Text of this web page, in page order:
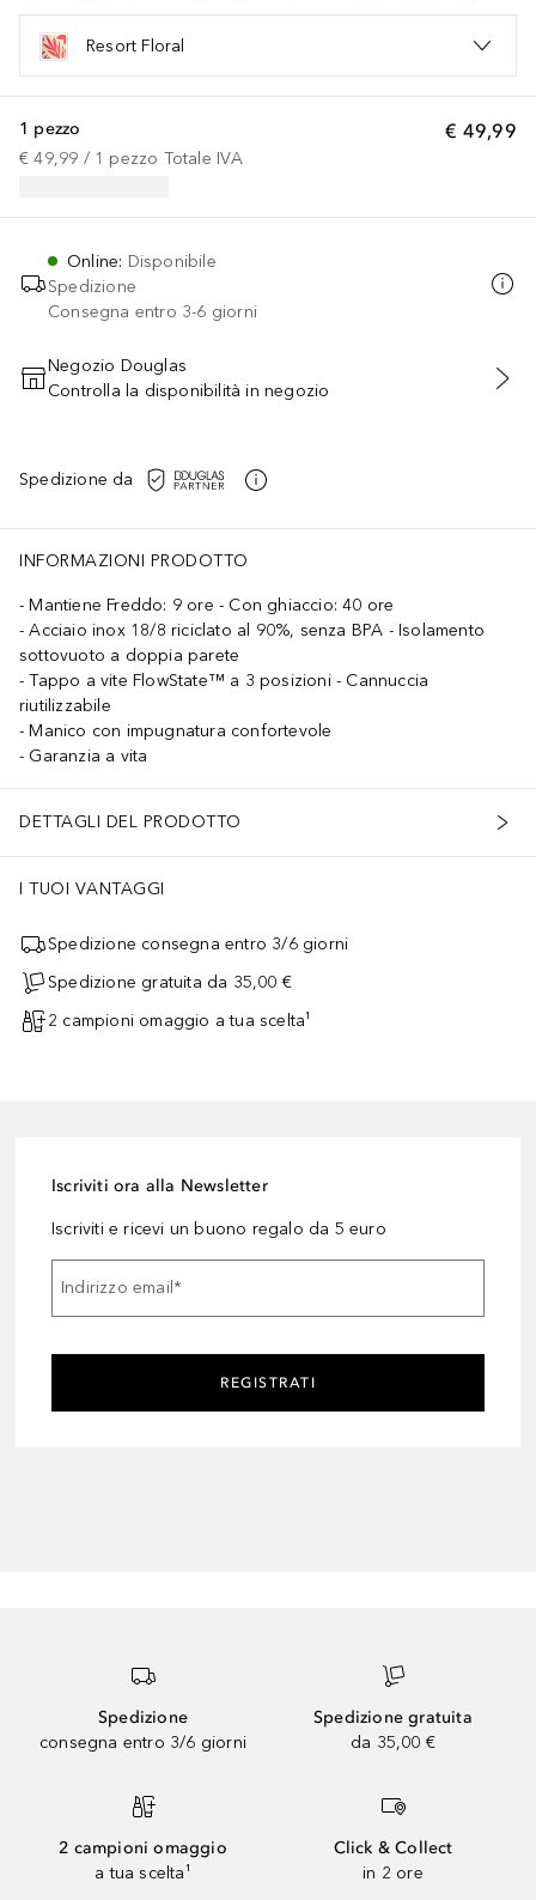
Resort Floral
€ 49,99
1 pezzo
€ 49,99 / 1 pezzo Totale IVA
Online: Disponibile
Spedizione
Consegna entro 3-6 giorni
AGGIUNGI AL CARRELLO
Negozio Douglas
Controlla la disponibilità in negozio
Spedizione da
INFORMAZIONI PRODOTTO
Mantiene Freddo: 9 ore - Con ghiaccio: 40 ore
Acciaio inox 18/8 riciclato al 90%, senza BPA - Isolamento
sottovuoto a doppia parete
Tappo a vite FlowState™ a 3 posizioni - Cannuccia
riutilizzabile
Manico con impugnatura confortevole
Garanzia a vita
DETTAGLI DEL PRODOTTO
I TUOI VANTAGGI
Spedizione consegna entro 3/6 giorni
Spedizione gratuita da 35,00 €
2 campioni omaggio a tua scelta¹
Iscriviti ora alla Newsletter
Iscriviti e ricevi un buono regalo da 5 euro
Indirizzo email*
REGISTRATI
Spedizione
consegna entro 3/6 giorni
Spedizione gratuita
da 35,00 €
2 campioni omaggio
a tua scelta¹
Click & Collect
in 2 ore